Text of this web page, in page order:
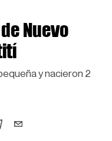
Nuevo
y nacieron 2